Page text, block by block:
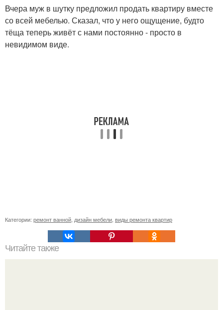
Вчера муж в шутку предложил продать квартиру вместе
со всей мебелью. Сказал, что у него ощущение, будто
тёща теперь живёт с нами постоянно - просто в
невидимом виде.
Категории: ремонт ванной дизайн мебели виды ремонта квартир
Читайте также